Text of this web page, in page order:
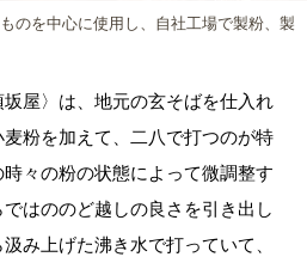
のを中心に使用し、自社工場で製粉、製
屋〉は、地元の玄そばを仕入れ
粉を加えて、二八で打つのが特
々の粉の状態によって微調整す
はののど越しの良さを引き出し
み上げた沸き水で打っていて、